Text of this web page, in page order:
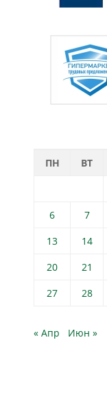
ПН ВТ
6
7
13
14
20
21
27
28
« Апр Июн »